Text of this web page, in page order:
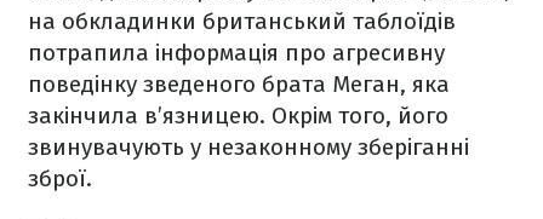
на обкладинки британський таблоїдів
потрапила інформація про агресивну
поведінку зведеного брата Меган, яка
закінчила в’язницею. Окрім того, його
звинувачують у незаконному зберіганні
зброї.